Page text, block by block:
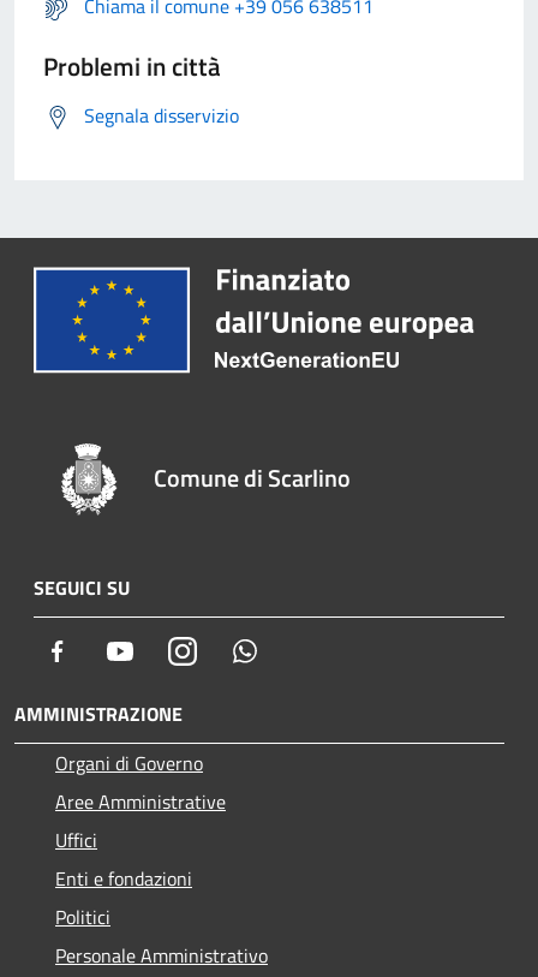
Chiama il comune +39 056 638511
Problemi in città
Segnala disservizio
Comune di Scarlino
SEGUICI SU
Facebook YoutubeInstagram
AMMINISTRAZIONE
Organi di Governo
Aree Amministrative
Uffici
Enti e fondazioni
Politici
Personale Amministrativo